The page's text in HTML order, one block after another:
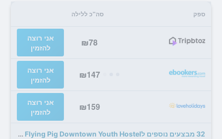
ספק סה"כ ללילה
₪78
אני רוצה
להזמין
₪147
אני רוצה
להזמין
₪159
אני רוצה
להזמין
32 מבצעים נוספים לThe Flying Pig Downtown Youth Hostel